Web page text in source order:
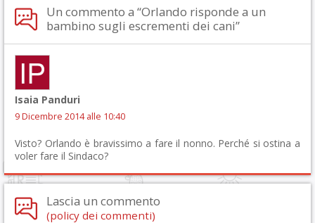
Un commento a “Orlando risponde a un
bambino sugli escrementi dei cani”
Isaia Panduri
9 Dicembre 2014 alle 10:40
Visto? Orlando è bravissimo a fare il nonno. Perché si ostina a
voler fare il Sindaco?
Lascia un commento
(policy dei commenti)